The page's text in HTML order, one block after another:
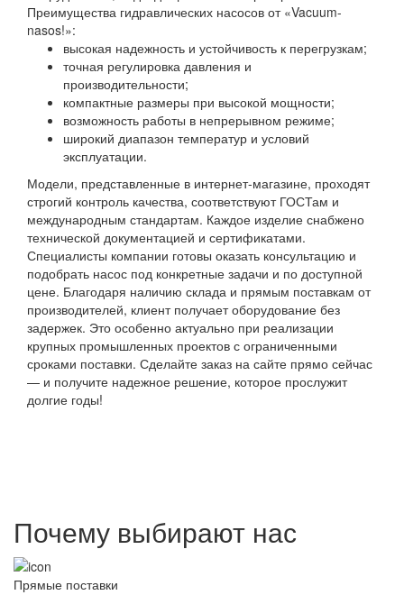
Преимущества гидравлических насосов от «Vacuum-
nasos!»:
высокая надежность и устойчивость к перегрузкам;
точная регулировка давления и
производительности;
компактные размеры при высокой мощности;
возможность работы в непрерывном режиме;
широкий диапазон температур и условий
эксплуатации.
Модели, представленные в интернет-магазине, проходят
строгий контроль качества, соответствуют ГОСТам и
международным стандартам. Каждое изделие снабжено
технической документацией и сертификатами.
Специалисты компании готовы оказать консультацию и
подобрать насос под конкретные задачи и по доступной
цене. Благодаря наличию склада и прямым поставкам от
производителей, клиент получает оборудование без
задержек. Это особенно актуально при реализации
крупных промышленных проектов с ограниченными
сроками поставки. Сделайте заказ на сайте прямо сейчас
— и получите надежное решение, которое прослужит
долгие годы!
Почему выбирают нас
Прямые поставки